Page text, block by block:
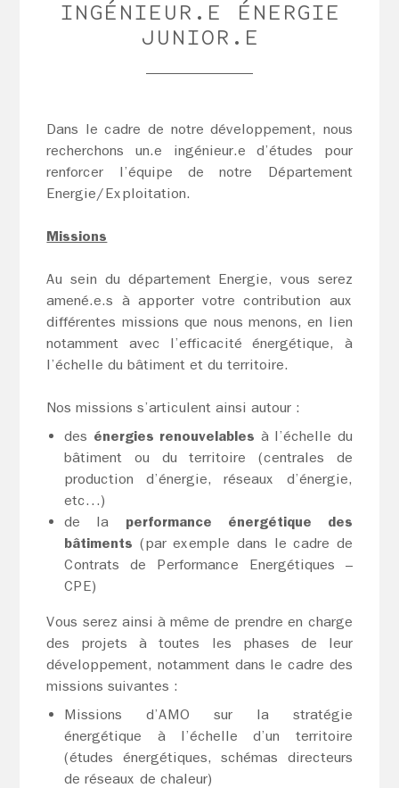
INGÉNIEUR.E ÉNERGIE
JUNIOR.E
Dans le cadre de notre développement, nous
recherchons un.e ingénieur.e d’études pour
renforcer l’équipe de notre Département
Energie/Exploitation.
Missions
Au sein du département Energie, vous serez
amené.e.s à apporter votre contribution aux
différentes missions que nous menons, en lien
notamment avec l’efficacité énergétique, à
l’échelle du bâtiment et du territoire.
Nos missions s’articulent ainsi autour :
des énergies renouvelables à l’échelle du
bâtiment ou du territoire (centrales de
production d’énergie, réseaux d’énergie,
etc…)
de la performance énergétique des
bâtiments (par exemple dans le cadre de
Contrats de Performance Energétiques –
CPE)
Vous serez ainsi à même de prendre en charge
des projets à toutes les phases de leur
développement, notamment dans le cadre des
missions suivantes :
Missions d’AMO sur la stratégie
énergétique à l’échelle d’un territoire
(études énergétiques, schémas directeurs
de réseaux de chaleur)